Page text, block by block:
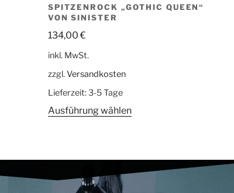
SPITZENROCK „GOTHIC QUEEN“
VON SINISTER
134,00€
inkl. MwSt.
zzgl.Versandkosten
Lieferzeit:3-5 Tage
Ausführung wählen